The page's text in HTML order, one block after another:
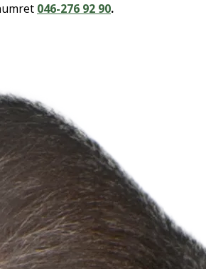
046-276 92 90.